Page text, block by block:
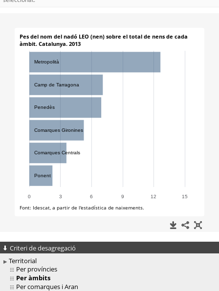
Criteri de desagregació
Territorial
Per províncies
Per àmbits
Per comarques i Aran